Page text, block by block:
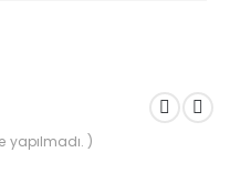
yapılmadı. )